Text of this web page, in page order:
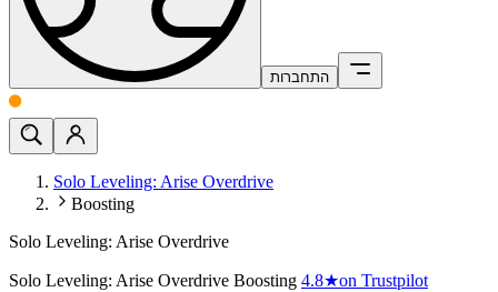
התחברות
Solo Leveling: Arise Overdrive
Boosting
Solo Leveling: Arise Overdrive
Solo Leveling: Arise Overdrive Boosting 4.8★on Trustpilot